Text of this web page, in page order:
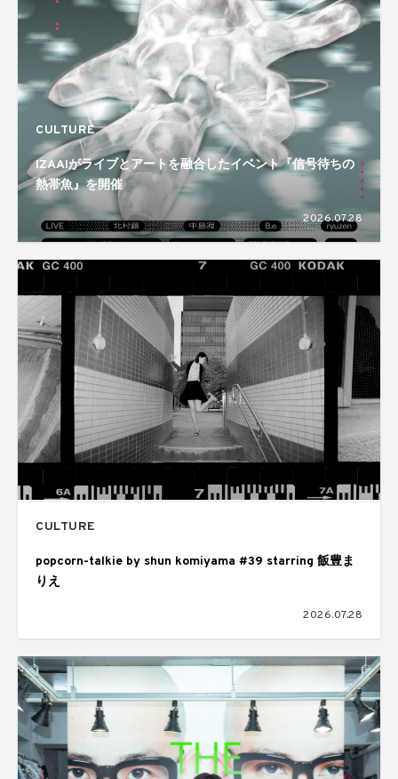
CULTURE
IZAAIがライブとアートを融合したイベント『信号待ちの
熱帯魚』を開催
2026.07.28
CULTURE
popcorn-talkie by shun komiyama #39 starring 飯豊ま
りえ
2026.07.28